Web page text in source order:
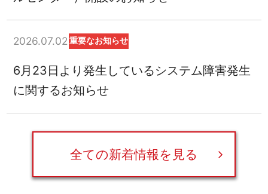
2026.07.02 重要なお知らせ
6月23日より発生しているシステム障害発生
に関するお知らせ
全ての新着情報を見る